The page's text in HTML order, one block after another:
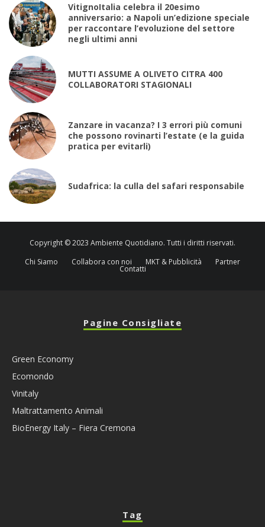
VitignoItalia celebra il 20esimo
anniversario: a Napoli un’edizione speciale
per raccontare l’evoluzione del settore
negli ultimi anni
MUTTI ASSUME A OLIVETO CITRA 400
COLLABORATORI STAGIONALI
Zanzare in vacanza? I 3 errori più comuni
che possono rovinarti l’estate (e la guida
pratica per evitarli)
Sudafrica: la culla del safari responsabile
Copyright © 2023 Ambiente Quotidiano. Tutti i diritti riservati.
Chi Siamo
Collabora con noi MKT & Pubblicità Partner
Contatti
Pagine Consigliate
Green Economy
Ecomondo
Vinitaly
Maltrattamento Animali
BioEnergy Italy – Fiera Cremona
Tag